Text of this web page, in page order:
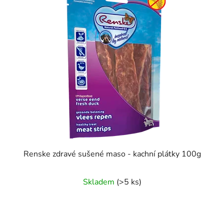
Renske zdravé sušené maso - kachní plátky 100g
Skladem (>5 ks)